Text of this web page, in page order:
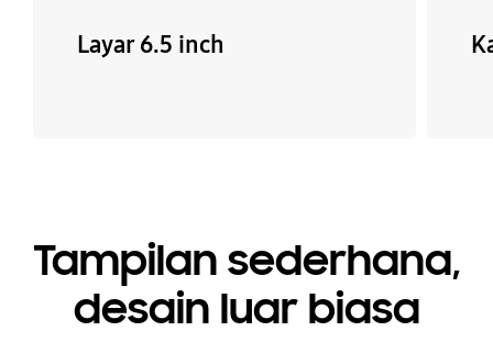
Layar 6.5 inch
Tampilan sederhana,
desain luar biasa